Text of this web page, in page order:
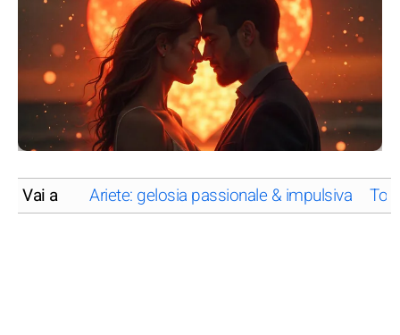
Vai a Ariete: gelosia passionale & impulsiva